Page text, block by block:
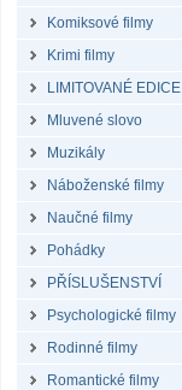
Komiksové filmy
Krimi filmy
LIMITOVANÉ EDICE
Mluvené slovo
Muzikály
Náboženské filmy
Naučné filmy
Pohádky
PŘÍSLUŠENSTVÍ
Psychologické filmy
Rodinné filmy
Romantické filmy